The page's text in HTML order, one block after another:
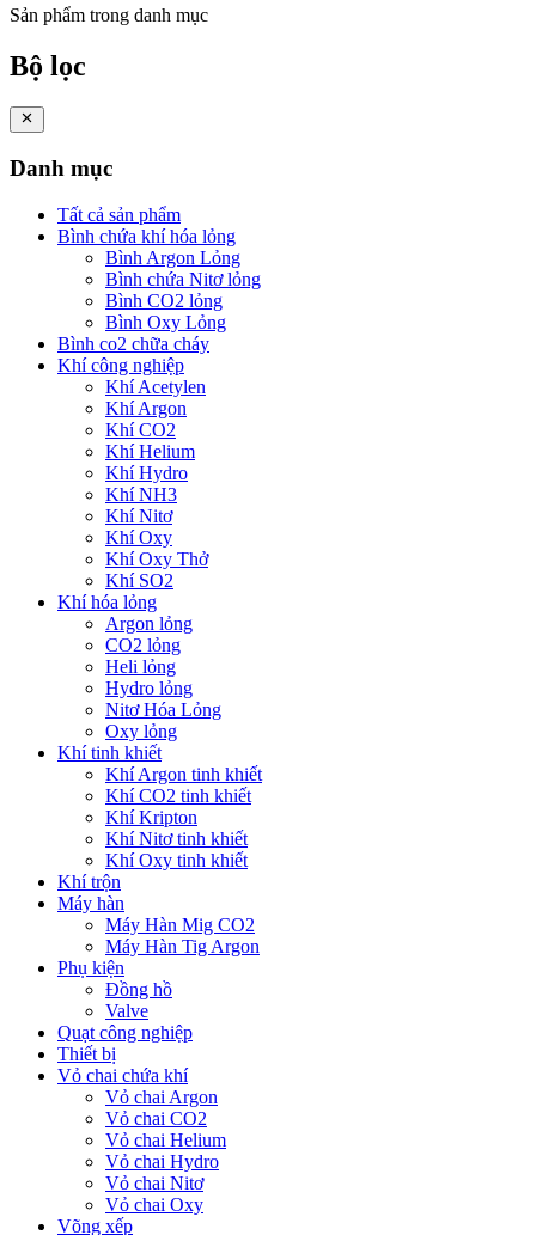
Sản phẩm trong danh mục
Bộ lọc
Danh mục
Tất cả sản phẩm
Bình chứa khí hóa lỏng
Bình Argon Lỏng
Bình chứa Nitơ lỏng
Bình CO2 lỏng
Bình Oxy Lỏng
Bình co2 chữa cháy
Khí công nghiệp
Khí Acetylen
Khí Argon
Khí CO2
Khí Helium
Khí Hydro
Khí NH3
Khí Nitơ
Khí Oxy
Khí Oxy Thở
Khí SO2
Khí hóa lỏng
Argon lỏng
CO2 lỏng
Heli lỏng
Hydro lỏng
Nitơ Hóa Lỏng
Oxy lỏng
Khí tinh khiết
Khí Argon tinh khiết
Khí CO2 tinh khiết
Khí Kripton
Khí Nitơ tinh khiết
Khí Oxy tinh khiết
Khí trộn
Máy hàn
Máy Hàn Mig CO2
Máy Hàn Tig Argon
Phụ kiện
Đồng hồ
Valve
Quạt công nghiệp
Thiết bị
Vỏ chai chứa khí
Vỏ chai Argon
Vỏ chai CO2
Vỏ chai Helium
Vỏ chai Hydro
Vỏ chai Nitơ
Vỏ chai Oxy
Võng xếp